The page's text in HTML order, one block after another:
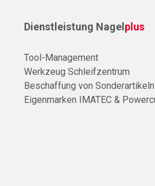
Dienstleistung Nagel plus
Tool-Management
Werkzeug Schleifzentrum
Beschaffung von Sonderartikeln
Eigenmarken IMATEC &